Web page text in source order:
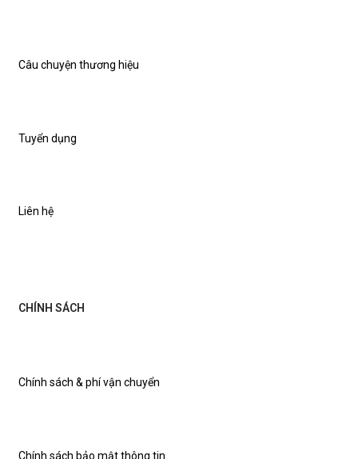
Câu chuyện thương hiệu
Tuyển dụng
Liên hệ
CHÍNH SÁCH
Chính sách bảo mật thông tin
Chính sách & phí vận chuyển